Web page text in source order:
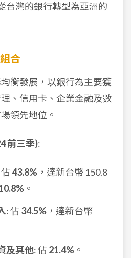
台灣的銀行轉型為亞洲的
合
衡發展，以銀行為主要獲
、信用卡、企業金融及數
領先地位。
前三季):
43.8% ，達新台幣 150.8
。
: 佔 34.5% ，達新台幣
及其他: 佔 21.4% 。